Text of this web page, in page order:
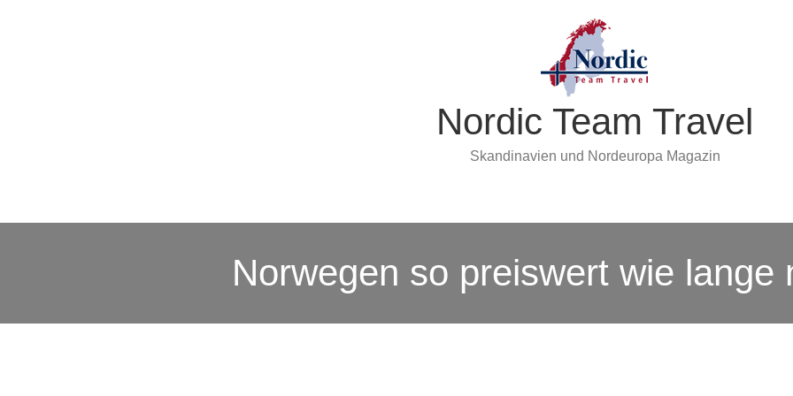
Nordic Team Travel
Skandinavien und Nordeuropa Magazin
Norwegen so preiswert wie lange